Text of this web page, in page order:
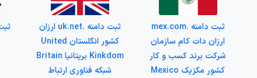
ثبت دامنه .mex.com
ارزان دات کام سازمان
شرکت برند کسب و کار
کشور مکزیک Mexico
ثبت دامنه .uk.net ارزان
کشور انگلستان United
Kinkdom بریتانیا Britain
شبکه فناوری ارتباط